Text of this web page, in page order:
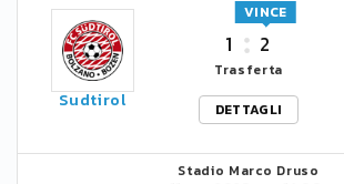
Sudtirol
1 2
VINCE
Trasferta
DETTAGLI
Stadio Marco Druso